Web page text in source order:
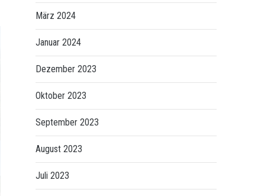
März 2024
Januar 2024
Dezember 2023
Oktober 2023
September 2023
August 2023
Juli 2023